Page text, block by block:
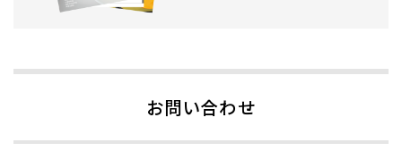
お問い合わせ